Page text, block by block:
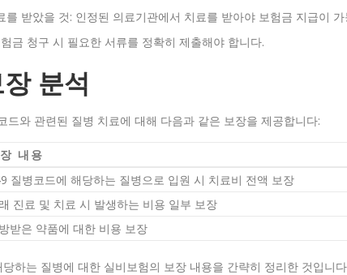
를 받았을 것: 인정된 의료기관에서 치료를 받아야 보험금 지급이 가
금 청구 시 필요한 서류를 정확히 제출해야 합니다.
분석
드와 관련된 질병 치료에 대해 다음과 같은 보장을 제공합니다:
내용
질병코드에 해당하는 질병으로 입원 시 치료비 전액 보장
진료 및 치료 시 발생하는 비용 일부 보장
받은 약품에 대한 비용 보장
하는 질병에 대한 실비보험의 보장 내용을 간략히 정리한 것입니